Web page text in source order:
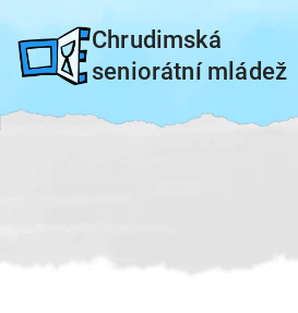
na
Chrudimská
seniorátní mládež